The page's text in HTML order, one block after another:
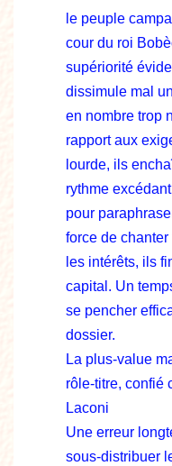
le peuple
cour du roi
supériorité
dissimule mal
en nombre trop
rapport aux
lourde, ils
rythme
pour
force de
les intérêts, ils
capital. Un
se pencher
dossier.
La plus-value
rôle-titre, confié
Laconi
Une erreur
sous-distribuer